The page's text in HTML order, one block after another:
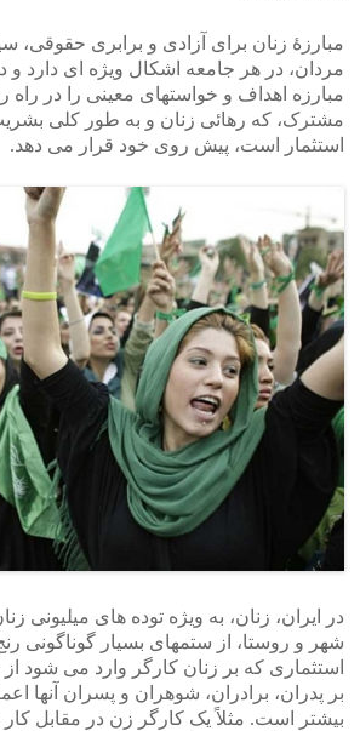
مبارزۀ زنان برای آزادی و برابری حقوقی،
مردان، در هر جامعه اشکال ویژه ای دارد
مبارزه اهداف و خواستهای معینی را در
مشترک، که رهائی زنان و به طور کلی
استثمار است، پیش روی خود قرار می دهد.
در ایران، زنان، به ویژه توده های میلیونی
شهر و روستا، از ستمهای بسیار گوناگونی
استثماری که بر زنان کارگر وارد می شود
بر پدران، برادران، شوهران و پسران آنها
بیشتر است. مثلاً یک کارگر زن در مقابل کار